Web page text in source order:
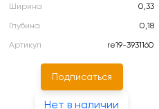
Ширина
0,33
Глубина
0,18
Артикул
re19-3931160
Подписаться
Нет в наличии